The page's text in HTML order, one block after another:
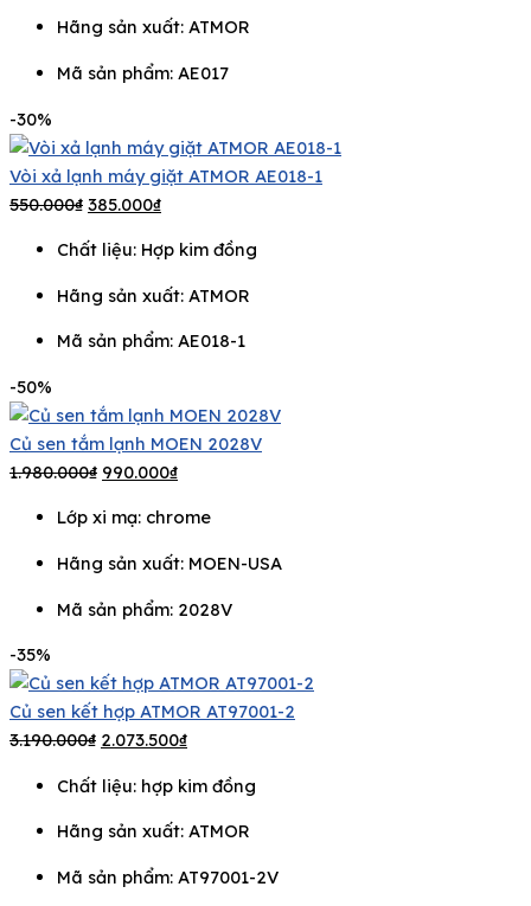
Hãng sản xuất: ATMOR
Mã sản phẩm: AE017
-30%
Vòi xả lạnh máy giặt ATMOR AE018-1
550.000₫ 385.000₫
Chất liệu: Hợp kim đồng
Hãng sản xuất: ATMOR
Mã sản phẩm: AE018-1
-50%
Củ sen tắm lạnh MOEN 2028V
1.980.000₫ 990.000₫
Lớp xi mạ: chrome
Hãng sản xuất: MOEN-USA
Mã sản phẩm: 2028V
-35%
Củ sen kết hợp ATMOR AT97001-2
3.190.000₫ 2.073.500₫
Chất liệu: hợp kim đồng
Hãng sản xuất: ATMOR
Mã sản phẩm: AT97001-2V